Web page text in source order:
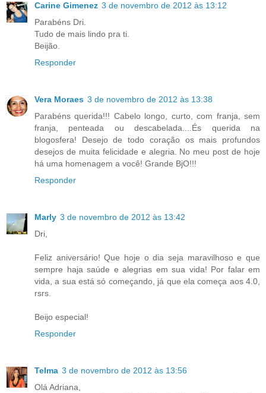
Carine Gimenez 3 de novembro de 2012 às 13:12
Parabéns Dri.
Tudo de mais lindo pra ti.
Beijão.
Responder
Vera Moraes 3 de novembro de 2012 às 13:38
Parabéns querida!!! Cabelo longo, curto, com franja, sem
franja, penteada ou descabelada....És querida na
blogosfera! Desejo de todo coração os mais profundos
desejos de muita felicidade e alegria. No meu post de hoje
há uma homenagem a você! Grande BjO!!!
Responder
Marly 3 de novembro de 2012 às 13:42
Dri,
Feliz aniversário! Que hoje o dia seja maravilhoso e que
sempre haja saúde e alegrias em sua vida! Por falar em
vida, a sua está só começando, já que ela começa aos 4.0,
rsrs.
Beijo especial!
Responder
Telma 3 de novembro de 2012 às 13:56
Olá Adriana,